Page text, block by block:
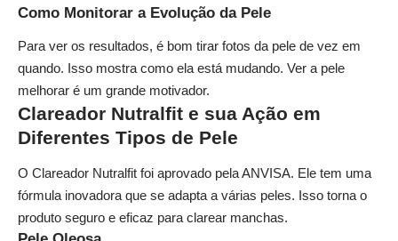
Como Monitorar a Evolução da Pele
Para ver os resultados, é bom tirar fotos da pele de vez em
quando. Isso mostra como ela está mudando. Ver a pele
melhorar é um grande motivador.
Clareador Nutralfit e sua Ação em
Diferentes Tipos de Pele
O Clareador Nutralfit foi aprovado pela ANVISA. Ele tem uma
fórmula inovadora que se adapta a várias peles. Isso torna o
produto seguro e eficaz para clarear manchas.